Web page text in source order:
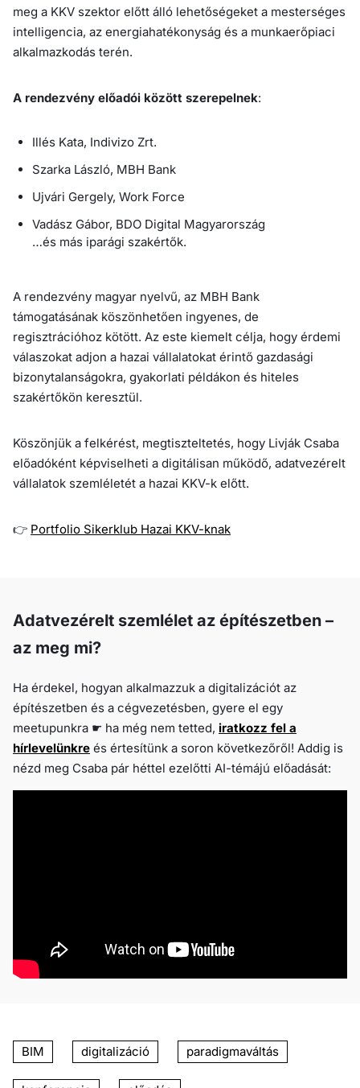
meg a KKV szektor előtt álló lehetőségeket a mesterséges
intelligencia, az energiahatékonyság és a munkaerőpiaci
alkalmazkodás terén.
A rendezvény előadói között szerepelnek:
Illés Kata, Indivizo Zrt.
Szarka László, MBH Bank
Ujvári Gergely, Work Force
Vadász Gábor, BDO Digital Magyarország
…és más iparági szakértők.
A rendezvény magyar nyelvű, az MBH Bank
támogatásának köszönhetően ingyenes, de
regisztrációhoz kötött. Az este kiemelt célja, hogy érdemi
válaszokat adjon a hazai vállalatokat érintő gazdasági
bizonytalanságokra, gyakorlati példákon és hiteles
szakértőkön keresztül.
Köszönjük a felkérést, megtiszteltetés, hogy Livják Csaba
előadóként képviselheti a digitálisan működő, adatvezérelt
vállalatok szemléletét a hazai KKV-k előtt.
👉 Portfolio Sikerklub Hazai KKV-knak
Adatvezérelt szemlélet az építészetben –
az meg mi?
Ha érdekel, hogyan alkalmazzuk a digitalizációt az
építészetben és a cégvezetésben, gyere el egy
meetupunkra ☛ ha még nem tetted, iratkozz fel a
hírlevelünkre és értesítünk a soron következőről! Addig is
nézd meg Csaba pár héttel ezelőtti AI-témájú előadását:
BIM digitalizáció paradigmaváltás